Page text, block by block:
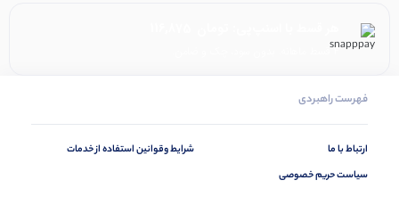
۴ قسط ماهانه. بدون سود، چک و ضامن.
فهرست راهبردی
ارتباط با ما
سیاست حریم خصوصی
شرایط وقوانین استفاده از خدمات